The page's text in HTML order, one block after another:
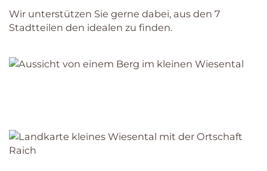
Wir unterstützen Sie gerne dabei, aus den 7
Stadtteilen den idealen zu finden.